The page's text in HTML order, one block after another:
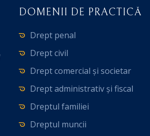
DOMENII DE PRACTICĂ
Drept penal
Drept civil
Drept comercial și societar
Drept administrativ și fiscal
Dreptul familiei
Dreptul muncii